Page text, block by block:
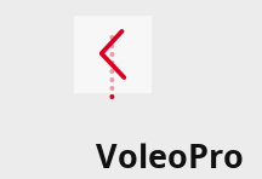
VoleoPro